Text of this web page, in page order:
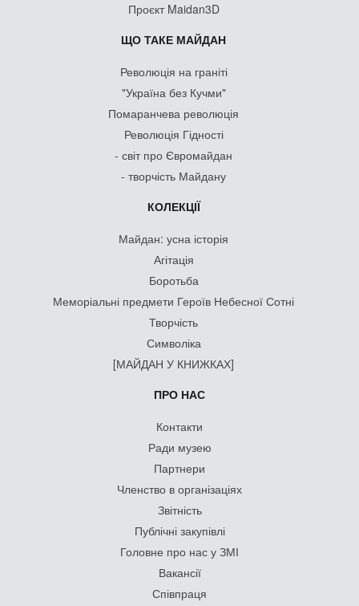
Проєкт Maidan3D
ЩО ТАКЕ МАЙДАН
Революція на граніті
"Україна без Кучми"
Помаранчева революція
Революція Гідності
- світ про Євромайдан
- творчість Майдану
КОЛЕКЦІЇ
Майдан: усна історія
Агітація
Боротьба
Меморіальні предмети Героїв Небесної Сотні
Творчість
Символіка
[МАЙДАН У КНИЖКАХ]
ПРО НАС
Контакти
Ради музею
Партнери
Членство в організаціях
Звітність
Публічні закупівлі
Головне про нас у ЗМІ
Вакансії
Співпраця